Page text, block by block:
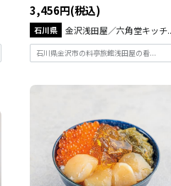
3,456円(税込)
石川県 金沢浅田屋／六角堂キッチ
石川県金沢市の料亭旅館浅田屋の看...